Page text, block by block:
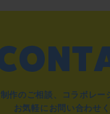
制作のご相談、コラボレー
お気軽にお問い合わせく